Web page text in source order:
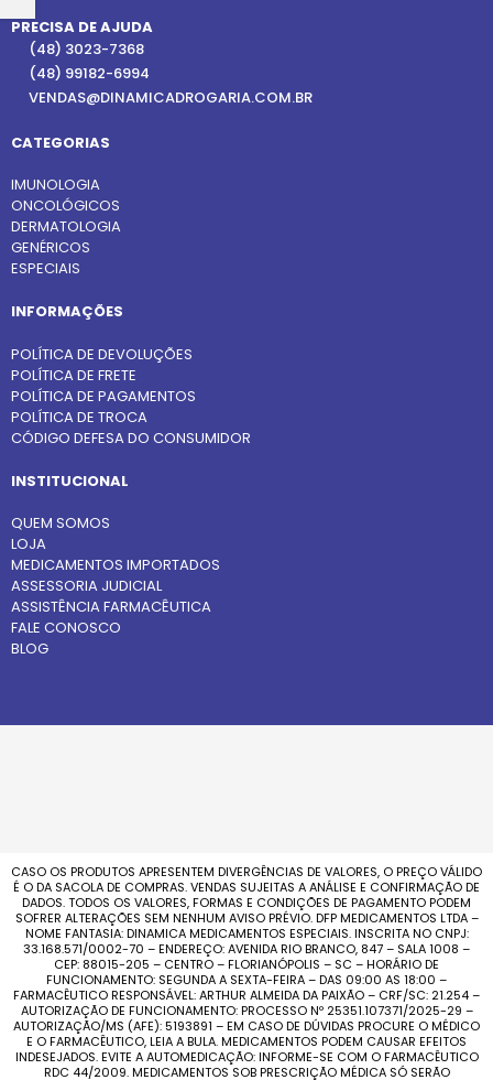
PRECISA DE AJUDA
(48) 3023-7368
(48) 99182-6994
VENDAS@DINAMICADROGARIA.COM.BR
CATEGORIAS
IMUNOLOGIA
ONCOLÓGICOS
DERMATOLOGIA
GENÉRICOS
ESPECIAIS
INFORMAÇÕES
POLÍTICA DE DEVOLUÇÕES
POLÍTICA DE FRETE
POLÍTICA DE PAGAMENTOS
POLÍTICA DE TROCA
CÓDIGO DEFESA DO CONSUMIDOR
INSTITUCIONAL
QUEM SOMOS
LOJA
MEDICAMENTOS IMPORTADOS
ASSESSORIA JUDICIAL
ASSISTÊNCIA FARMACÊUTICA
FALE CONOSCO
BLOG
CASO OS PRODUTOS APRESENTEM DIVERGÊNCIAS DE VALORES, O PREÇO VÁLIDO
É O DA SACOLA DE COMPRAS. VENDAS SUJEITAS A ANÁLISE E CONFIRMAÇÃO DE
DADOS. TODOS OS VALORES, FORMAS E CONDIÇÕES DE PAGAMENTO PODEM
SOFRER ALTERAÇÕES SEM NENHUM AVISO PRÉVIO. DFP MEDICAMENTOS LTDA –
NOME FANTASIA: DINAMICA MEDICAMENTOS ESPECIAIS. INSCRITA NO CNPJ:
33.168.571/0002-70 – ENDEREÇO: AVENIDA RIO BRANCO, 847 – SALA 1008 –
CEP: 88015-205 – CENTRO – FLORIANÓPOLIS – SC – HORÁRIO DE
FUNCIONAMENTO: SEGUNDA A SEXTA-FEIRA – DAS 09:00 AS 18:00 –
FARMACÊUTICO RESPONSÁVEL: ARTHUR ALMEIDA DA PAIXÃO – CRF/SC: 21.254 –
AUTORIZAÇÃO DE FUNCIONAMENTO: PROCESSO Nº 25351.107371/2025-29 –
AUTORIZAÇÃO/MS (AFE): 5193891 – EM CASO DE DÚVIDAS PROCURE O MÉDICO
E O FARMACÊUTICO, LEIA A BULA. MEDICAMENTOS PODEM CAUSAR EFEITOS
INDESEJADOS. EVITE A AUTOMEDICAÇÃO: INFORME-SE COM O FARMACÊUTICO
RDC 44/2009. MEDICAMENTOS SOB PRESCRIÇÃO MÉDICA SÓ SERÃO